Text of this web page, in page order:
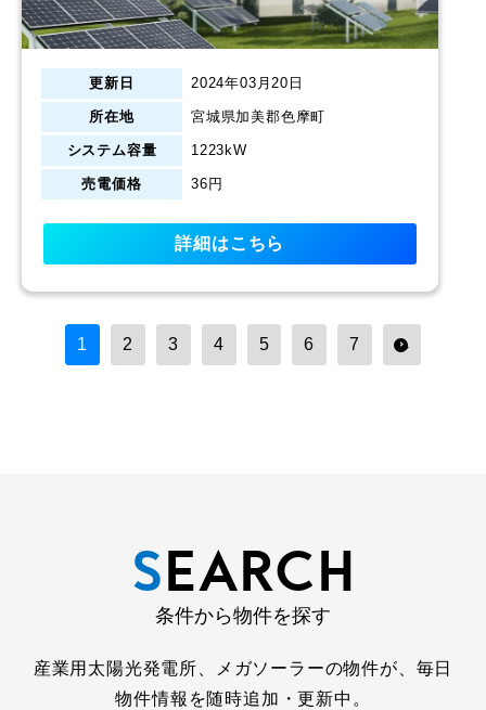
更新日 2024年03月20日
所在地 宮城県加美郡色摩町
システム容量 1223kW
売電価格 36円
詳細はこちら
1 2 3 4 5 6 7 →
S EARCH
条件から物件を探す
産業用太陽光発電所、メガソーラーの物件が、毎日
物件情報を随時追加・更新中。